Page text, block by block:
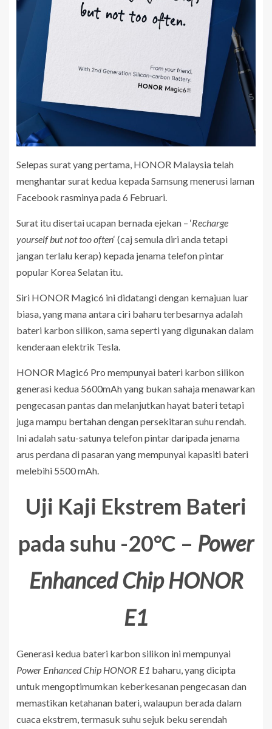
Selepas surat yang pertama, HONOR Malaysia telah
menghantar surat kedua kepada Samsung menerusi laman
Facebook rasminya pada 6 Februari.
Surat itu disertai ucapan bernada ejekan – ‘Recharge
yourself but not too often‘ (caj semula diri anda tetapi
jangan terlalu kerap) kepada jenama telefon pintar
popular Korea Selatan itu.
Siri HONOR Magic6 ini didatangi dengan kemajuan luar
biasa, yang mana antara ciri baharu terbesarnya adalah
bateri karbon silikon, sama seperti yang digunakan dalam
kenderaan elektrik Tesla.
HONOR Magic6 Pro mempunyai bateri karbon silikon
generasi kedua 5600mAh yang bukan sahaja menawarkan
pengecasan pantas dan melanjutkan hayat bateri tetapi
juga mampu bertahan dengan persekitaran suhu rendah.
Ini adalah satu-satunya telefon pintar daripada jenama
arus perdana di pasaran yang mempunyai kapasiti bateri
melebihi 5500 mAh.
Uji Kaji Ekstrem Bateri
pada suhu -20°C – Power
Enhanced Chip HONOR
E1
Generasi kedua bateri karbon silikon ini mempunyai
Power Enhanced Chip HONOR E1 baharu, yang dicipta
untuk mengoptimumkan keberkesanan pengecasan dan
memastikan ketahanan bateri, walaupun berada dalam
cuaca ekstrem, termasuk suhu sejuk beku serendah